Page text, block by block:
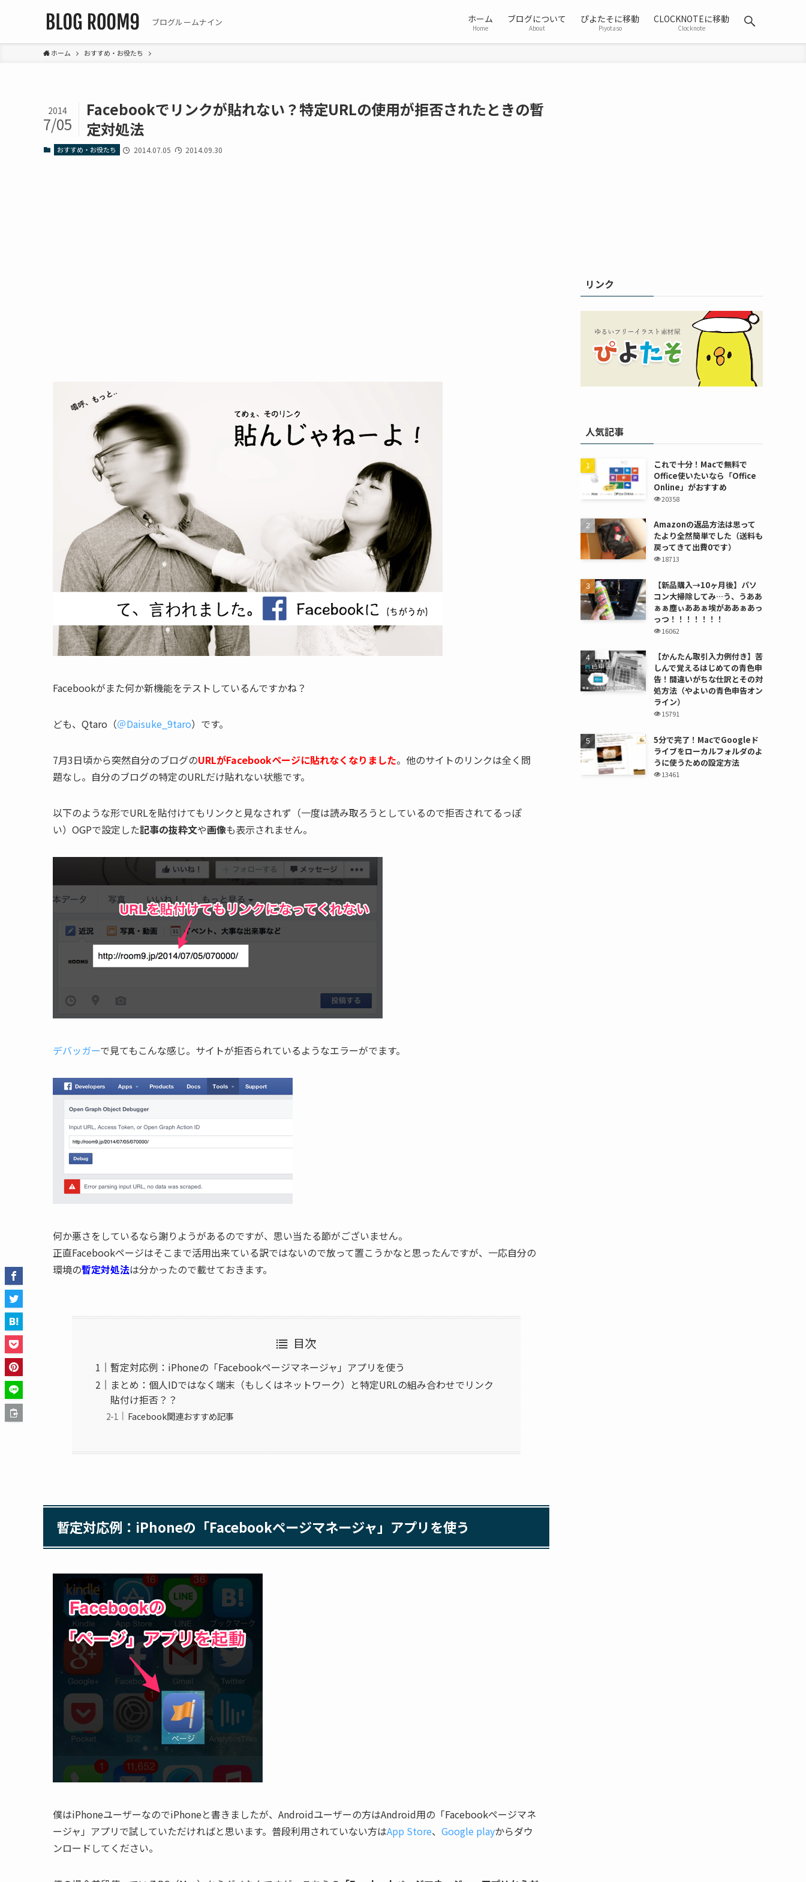
ブログルームナイン ホーム
Home
ブログについて
About
ぴよたそに移動
Piyotaso
CLOCKNOTEに移動
Clocknote
ホーム おすすめ・お役たち
Facebookでリンクが貼れない？特定URLの使用が拒否されたときの暫
定対処法
2014
7/05
おすすめ・お役たち 2014.07.05 2014.09.30
Facebookがまた何か新機能をテストしているんですかね？
ども、Qtaro（＠Daisuke_9taro）です。
7月3日頃から突然自分のブログのURLがFacebookページに貼れなくなりました。他のサイトのリンクは全く問
題なし。自分のブログの特定のURLだけ貼れない状態です。
以下のような形でURLを貼付けてもリンクと見なされず（一度は読み取ろうとしているので拒否されてるっぽ
い）OGPで設定した記事の抜粋文や画像も表示されません。
デバッガーで見てもこんな感じ。サイトが拒否られているようなエラーがでます。
何か悪さをしているなら謝りようがあるのですが、思い当たる節がございません。
正直Facebookページはそこまで活用出来ている訳ではないので放って置こうかなと思ったんですが、一応自分の
環境の暫定対処法は分かったので載せておきます。
目次
暫定対応例：iPhoneの「Facebookページマネージャ」アプリを使う
まとめ：個人IDではなく端末（もしくはネットワーク）と特定URLの組み合わせでリンク
貼付け拒否？？
Facebook関連おすすめ記事
暫定対応例：iPhoneの「Facebookページマネージャ」アプリを使う
僕はiPhoneユーザーなのでiPhoneと書きましたが、Androidユーザーの方はAndroid用の「Facebookページマネ
ージャ」アプリで試していただければと思います。普段利用されていない方はApp Store、 Google playからダウ
ンロードしてください。
リンク
人気記事
これで十分！Macで無料で
Office使いたいなら「Office
Online」がおすすめ
20358
Amazonの返品方法は思って
たより全然簡単でした（送料も
戻ってきて出費0です）
18713
【新品購入→10ヶ月後】パソ
コン大掃除してみ…う、うああ
ぁぁ塵ぃああぁ埃がああぁあっ
っつ！！！！！！！
16062
【かんたん取引入力例付き】苦
しんで覚えるはじめての青色申
告！間違いがちな仕訳とその対
処方法（やよいの青色申告オン
ライン）
15791
5分で完了！MacでGoogleド
ライブをローカルフォルダのよ
うに使うための設定方法
13461